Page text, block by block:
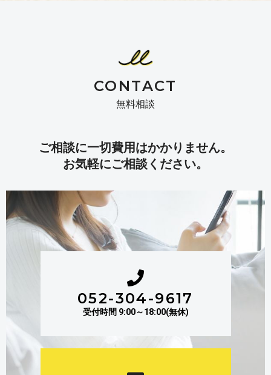
CONTACT
無料相談
ご相談に一切費用はかかりません。
お気軽にご相談ください。
052-304-9617
受付時間 9:00～18:00(無休)